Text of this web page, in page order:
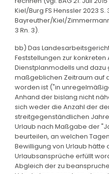
Kiel/Burg FS Henssler 2023 S.
Bayreuther/Kiel/
3 Rn. 3).
bb) Das
Feststellungen zur
Dienstplanmodells und dazu
maßgeblichen Zeitraum auf
worden ist ("in
Anhand der bislang nicht
sich weder die Anzahl der
streitgegenständlichen
Urlaub nach Maßgabe der
beurteilen, an welchen
Bewilligung von Urlaub hätte
Urlaubsansprüche erfüllt
Abgleich der zu